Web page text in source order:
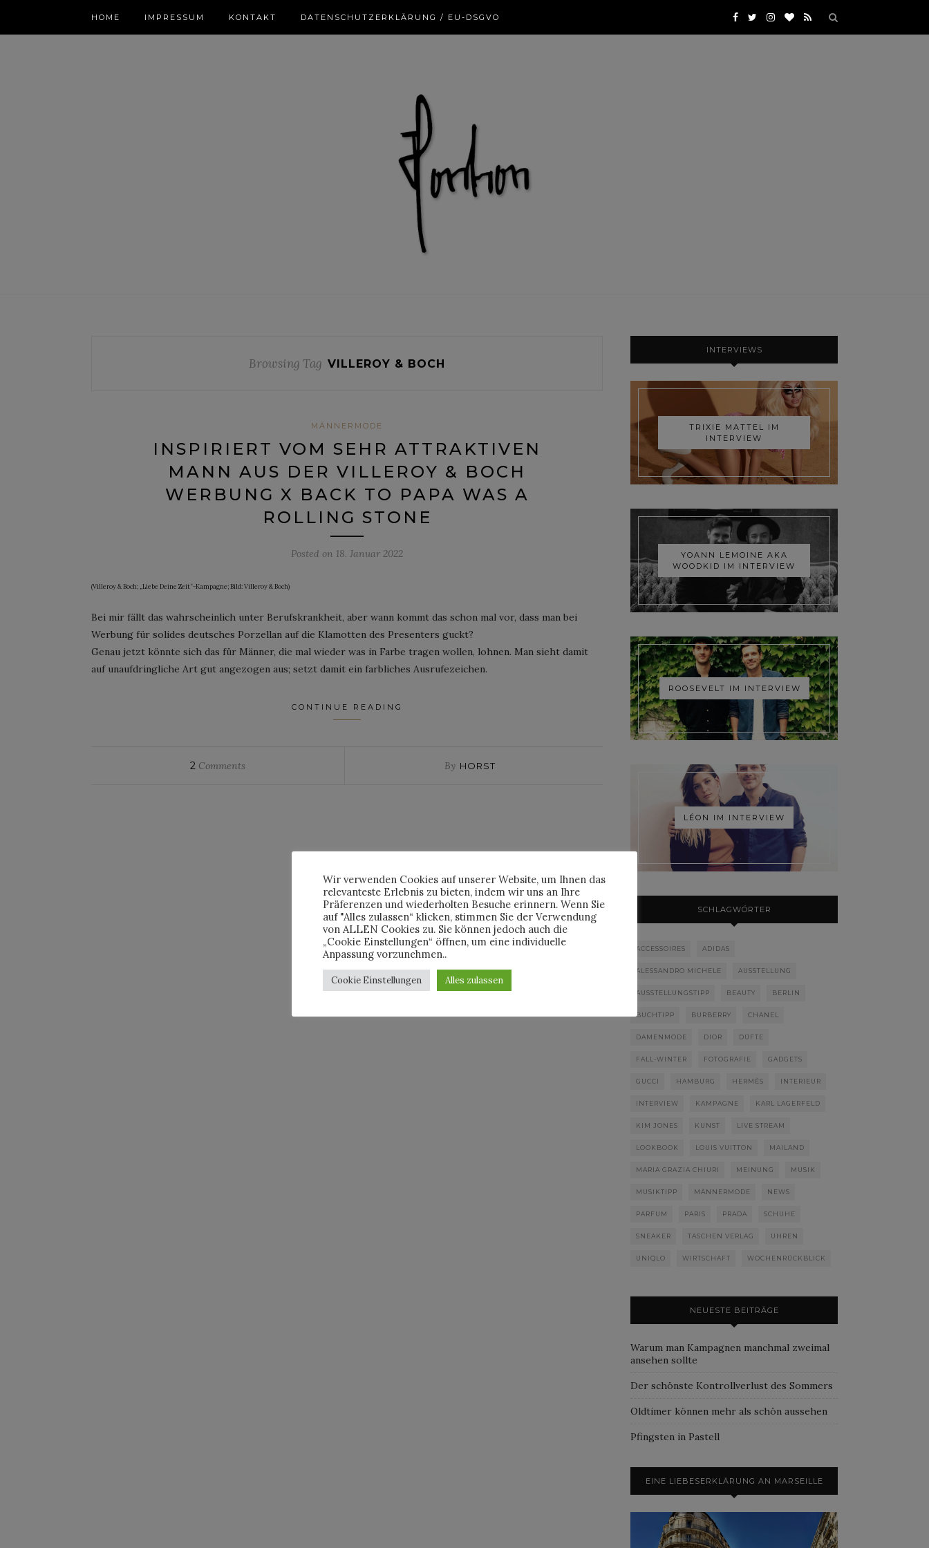
HOME IMPRESSUM KONTAKT DATENSCHUTZERKLÄRUNG / EU-DSGVO
Browsing Tag VILLEROY & BOCH
MÄNNERMODE
INSPIRIERT VOM SEHR ATTRAKTIVEN
MANN AUS DER VILLEROY & BOCH
WERBUNG X BACK TO PAPA WAS A
ROLLING STONE
Posted on 18. Januar 2022
(Villeroy & Boch; „Liebe Deine Zeit“-Kampagne; Bild: Villeroy & Boch)
Bei mir fällt das wahrscheinlich unter Berufskrankheit, aber wann kommt das schon mal vor, dass man bei
Werbung für solides deutsches Porzellan auf die Klamotten des Presenters guckt?
Genau jetzt könnte sich das für Männer, die mal wieder was in Farbe tragen wollen, lohnen. Man sieht damit
auf unaufdringliche Art gut angezogen aus; setzt damit ein farbliches Ausrufezeichen.
CONTINUE READING
2 Comments By HORST
INTERVIEWS
TRIXIE MATTEL IM
INTERVIEW
YOANN LEMOINE AKA
WOODKID IM INTERVIEW
ROOSEVELT IM INTERVIEW
LÉON IM INTERVIEW
SCHLAGWÖRTER
ACCESSOIRES ADIDAS
ALESSANDRO MICHELE AUSSTELLUNG
AUSSTELLUNGSTIPP BEAUTY BERLIN
BUCHTIPP BURBERRY CHANEL
DAMENMODE DIOR DÜFTE
FALL-WINTER FOTOGRAFIE GADGETS
GUCCI HAMBURG HERMÈS INTERIEUR
INTERVIEW KAMPAGNE KARL LAGERFELD
KIM JONES KUNST LIVE STREAM
LOOKBOOK LOUIS VUITTON MAILAND
MARIA GRAZIA CHIURI MEINUNG MUSIK
MUSIKTIPP MÄNNERMODE NEWS
PARFUM PARIS PRADA SCHUHE
SNEAKER TASCHEN VERLAG UHREN
UNIQLO WIRTSCHAFT WOCHENRÜCKBLICK
NEUESTE BEITRÄGE
Warum man Kampagnen manchmal zweimal
ansehen sollte
Der schönste Kontrollverlust des Sommers
Oldtimer können mehr als schön aussehen
Pfingsten in Pastell
EINE LIEBESERKLÄRUNG AN MARSEILLE
Wir verwenden Cookies auf unserer Website, um Ihnen das
relevanteste Erlebnis zu bieten, indem wir uns an Ihre
Präferenzen und wiederholten Besuche erinnern. Wenn Sie
auf "Alles zulassen“ klicken, stimmen Sie der Verwendung
von ALLEN Cookies zu. Sie können jedoch auch die
„Cookie Einstellungen“ öffnen, um eine individuelle
Anpassung vorzunehmen..
Cookie Einstellungen Alles zulassen